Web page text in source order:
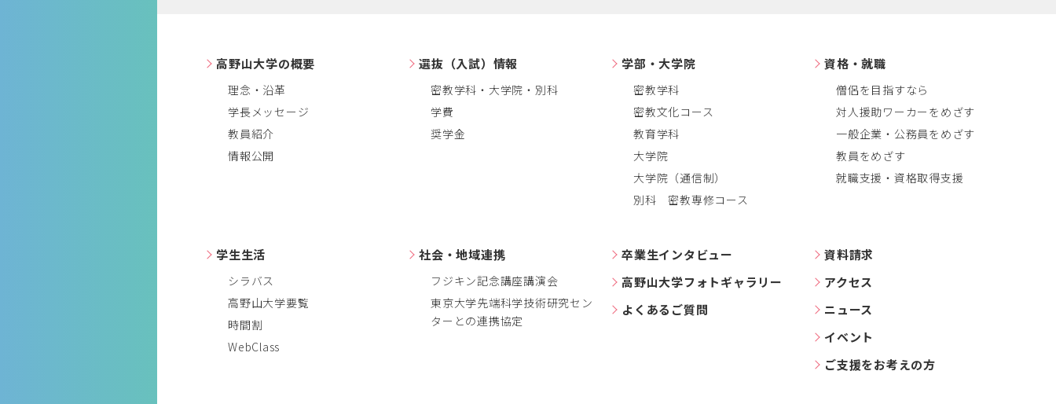
高野山大学の概要
理念・沿革
学長メッセージ
教員紹介
情報公開
選抜（入試）情報
密教学科・大学院・別科
学費
奨学金
学部・大学院
密教学科
密教文化コース
教育学科
大学院
大学院（通信制）
別科 密教専修コース
資格・就職
僧侶を目指すなら
対人援助ワーカーをめざす
一般企業・公務員をめざす
教員をめざす
就職支援・資格取得支援
学生生活
シラバス
高野山大学要覧
時間割
WebClass
社会・地域連携
フジキン記念講座講演会
東京大学先端科学技術研究セン
ターとの連携協定
卒業生インタビュー
高野山大学フォトギャラリー
よくあるご質問
資料請求
アクセス
ニュース
イベント
ご支援をお考えの方